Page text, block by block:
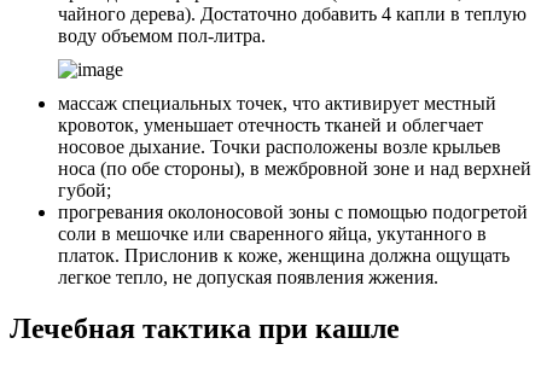
чайного дерева). Достаточно добавить 4 капли в теплую
воду объемом пол-литра.
массаж специальных точек, что активирует местный
кровоток, уменьшает отечность тканей и облегчает
носовое дыхание. Точки расположены возле крыльев
носа (по обе стороны), в межбровной зоне и над верхней
губой;
прогревания околоносовой зоны с помощью подогретой
соли в мешочке или сваренного яйца, укутанного в
платок. Прислонив к коже, женщина должна ощущать
легкое тепло, не допуская появления жжения.
Лечебная тактика при кашле